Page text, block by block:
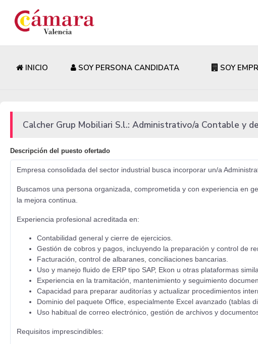
INICIO SOY PERSONA CANDIDATA SOY
Calcher Grup Mobiliari S.l.: Administrativo/a Contable y
Descripción del puesto ofertado
Empresa consolidada del sector industrial busca incorporar un/a
Buscamos una persona organizada, comprometida y con experiencia en
la mejora continua.
Experiencia profesional acreditada en:
Contabilidad general y cierre de ejercicios.
Gestión de cobros y pagos, incluyendo la preparación y control de
Facturación, control de albaranes, conciliaciones bancarias.
Uso y manejo fluido de ERP tipo SAP, Ekon u otras plataformas
Experiencia en la tramitación, mantenimiento y seguimiento
Capacidad para preparar auditorías y actualizar procedimientos
Dominio del paquete Office, especialmente Excel avanzado (tablas
Uso habitual de correo electrónico, gestión de archivos y
Requisitos imprescindibles: